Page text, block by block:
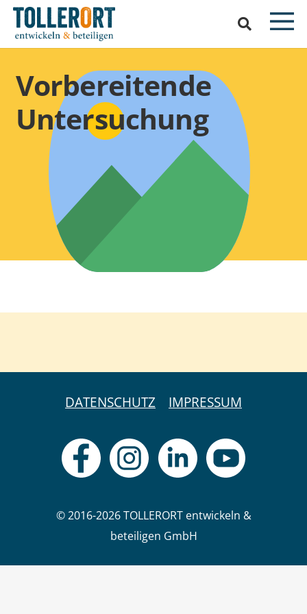
Vorbereitende
Untersuchung
DATENSCHUTZ IMPRESSUM
© 2016-2026 TOLLERORT entwickeln &
beteiligen GmbH